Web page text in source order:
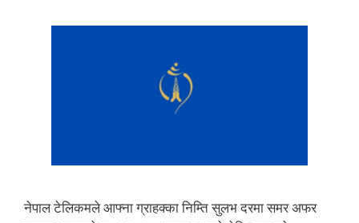
नेपाल टेलिकमले आफ्ना ग्राहक्का निम्ति सुलभ दरमा समर अफर